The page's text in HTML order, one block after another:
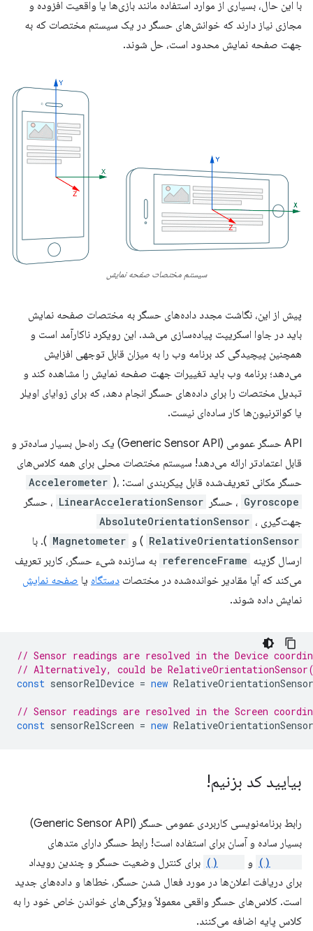
با این حال، بسیاری از موارد استفاده مانند بازی‌ها یا واقعیت افزوده و
مجازی نیاز دارند که خوانش‌های حسگر در یک سیستم مختصات که به
جهت صفحه نمایش محدود است، حل شوند.
سیستم مختصات صفحه نمایش
پیش از این، نگاشت مجدد داده‌های حسگر به مختصات صفحه نمایش
باید در جاوا اسکریپت پیاده‌سازی می‌شد. این رویکرد ناکارآمد است و
همچنین پیچیدگی کد برنامه وب را به میزان قابل توجهی افزایش
می‌دهد؛ برنامه وب باید تغییرات جهت صفحه نمایش را مشاهده کند و
تبدیل مختصات را برای داده‌های حسگر انجام دهد، که برای زوایای اویلر
یا کواترنیون‌ها کار ساده‌ای نیست.
API حسگر عمومی (Generic Sensor API) یک راه‌حل بسیار ساده‌تر و
قابل اعتمادتر ارائه می‌دهد! سیستم مختصات محلی برای همه کلاس‌های
حسگر مکانی تعریف‌شده قابل پیکربندی است:
Accelerometer )،
Gyroscope ، حسگر LinearAccelerationSensor ، حسگر
جهت‌گیری
AbsoluteOrientationSensor ،
RelativeOrientationSensor ) و Magnetometer ). با
ارسال گزینه referenceFrame به سازنده شیء حسگر، کاربر تعریف
می‌کند که آیا مقادیر خوانده‌شده در مختصات دستگاه یا صفحه نمایش
نمایش داده شوند.
// Sensor readings are resolved in the Device
// Alternatively, could be
const sensorRelDevice = new RelativeOrientationSensor
// Sensor readings are resolved in the Screen
const sensorRelScreen = new RelativeOrientationSensor
بیایید کد بزنیم!
رابط برنامه‌نویسی کاربردی عمومی حسگر (Generic Sensor API)
بسیار ساده و آسان برای استفاده است! رابط حسگر دارای متدهای
و
برای کنترل وضعیت حسگر و چندین رویداد
برای دریافت اعلان‌ها در مورد فعال شدن حسگر، خطاها و داده‌های جدید
است. کلاس‌های حسگر واقعی معمولاً ویژگی‌های خواندن خاص خود را به
کلاس پایه اضافه می‌کنند.